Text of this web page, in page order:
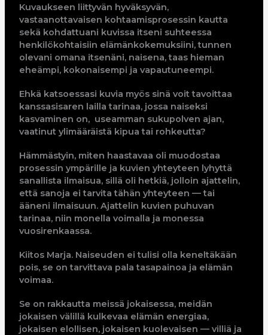
Kuvaukseen liittyvän hyväksyvän,
vastaanottavaisen kohtaamisprosessin kautta
sekä kohdattuani kuvissa itseni suhteessa
henkilökohtaisiin elämänkokemuksiini, tunnen
olevani omana itsenäni, naisena, taas hieman
eheämpi, kokonaisempi ja vapautuneempi.
Ehkä katsoessasi kuvia myös sinä voit tavoittaa
kanssasisaren lailla tarinaa, jossa naiseksi
kasvaminen on, useamman sukupolven ajan,
vaatinut ylimääräistä kipua tai rohkeutta?
Hämmästyin, miten haastavaa oli muodostaa
prosessin ympärille ja kuvien yhteyteen lyhyttä
sanallista ilmaisua, sillä oli hetkiä, jolloin ajattelin,
että sanoja ei tarvita tähän yhteyteen — tai
ääneni ilmaisuun. Ajattelin kuvien puhuvan
tarinaa, niin monella voimalla ja monessa
vuosirenkaassa.
Kiitos Marja. Naiseuden ei tulisi olla keneltäkään
pois, se on tarvittava pala tasapainoa ja elämän
voimaa.
Se on rakkautta meissä jokaisessa, meidän
jokaisen välillä kulkevaa elämän energiaa,
jokaisen elollisen, jokaisen kuolevaisen — villiä ja